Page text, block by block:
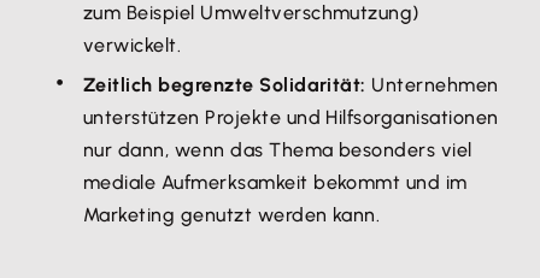
zum Beispiel Umweltverschmutzung)
verwickelt.
Zeitlich begrenzte Solidarität: Unternehmen
unterstützen Projekte und Hilfsorganisationen
nur dann, wenn das Thema besonders viel
mediale Aufmerksamkeit bekommt und im
Marketing genutzt werden kann.